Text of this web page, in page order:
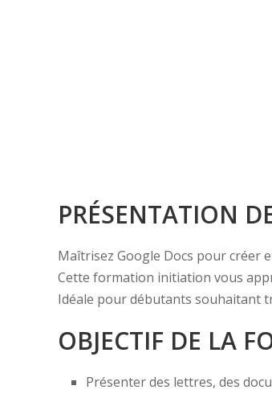
PRÉSENTATION
Maîtrisez Google Docs pour créer
Cette formation initiation vous
Idéale pour débutants souhaitant
OBJECTIF DE LA
Présenter des lettres, des